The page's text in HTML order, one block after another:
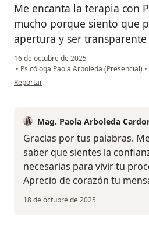
Me encanta la terapia con
mucho porque siento que
apertura y ser
16 de octubre de 2025
• Psicóloga Paola Arboleda (Presencial) •
en opinión del usuario Jfc
Reportar
Mag. Paola Arboleda
Gracias por tus palabras.
saber que sientes la
necesarias para vivir tu
Aprecio de corazón tu
18 de octubre de 2025